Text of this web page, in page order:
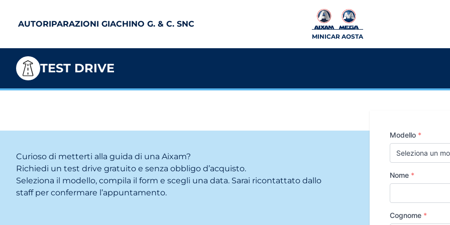
AUTORIPARAZIONI GIACHINO G. & C. SNC
MINICAR AOSTA
TEST DRIVE
Curioso di metterti alla guida di una Aixam?
Richiedi un test drive gratuito e senza obbligo d’acquisto.
Seleziona il modello, compila il form e scegli una data. Sarai ricontattato dallo
staff per confermare l’appuntamento.
Modello *
Nome *
Cognome *